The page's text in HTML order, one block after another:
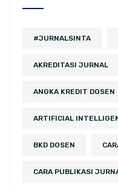
#JURNALSINTA
AKREDITASI JURNAL
ANGKA KREDIT DOSEN
ARTIFICIAL
BKD DOSEN
CARA PUBLIKASI